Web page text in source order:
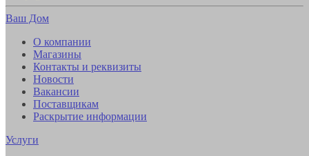
Ваш Дом
О компании
Магазины
Контакты и реквизиты
Новости
Вакансии
Поставщикам
Раскрытие информации
Услуги